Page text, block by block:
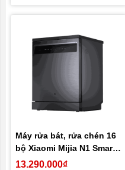
Gói bảo hành mặc định: Bảo
hành 12 tháng, đổi mới trong
Gói bảo hành vàng: Bảo hành
24 tháng, đổi mới 12 tháng
Máy rửa bát, rửa chén 16
bộ Xiaomi Mijia N1 Smart
Dishwasher – Khử trùng
13.290.000₫